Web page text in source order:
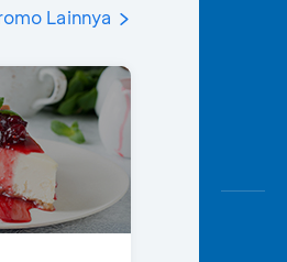
Lainnya